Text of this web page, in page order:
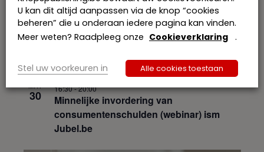
MRT
30
Minnelijke invordering van
consumentenschulden (webinar) ism
Jubel.be
16:30-20:00
U kan dit altijd aanpassen via de knop “cookies
beheren” die u onderaan iedere pagina kan vinden.
Meer weten? Raadpleeg onze Cookieverklaring .
Stel uw voorkeuren in Alle cookies toestaan